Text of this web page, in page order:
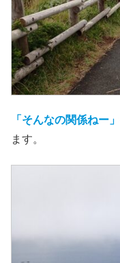
「そんなの関係ねー」
ます。